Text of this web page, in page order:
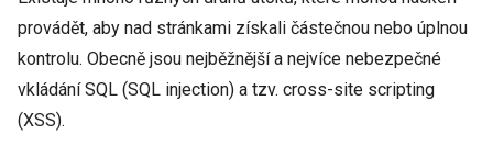
provádět, aby nad stránkami získali částečnou nebo úplnou
kontrolu. Obecně jsou nejběžnější a nejvíce nebezpečné
vkládání SQL (SQL injection) a tzv. cross-site scripting
(XSS).